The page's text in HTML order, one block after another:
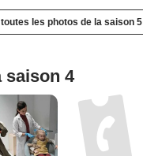
les photos de la saison 5
saison 4